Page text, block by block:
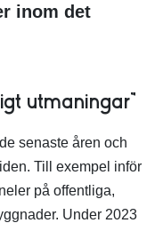
inom det
utmaningar”
senaste åren och
Till exempel inför
på offentliga,
Under 2023